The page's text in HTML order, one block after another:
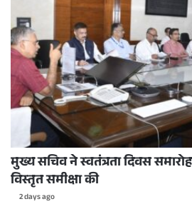
मुख्य सचिव ने स्वतंत्रता दिवस
विस्तृत समीक्षा की
2 days ago